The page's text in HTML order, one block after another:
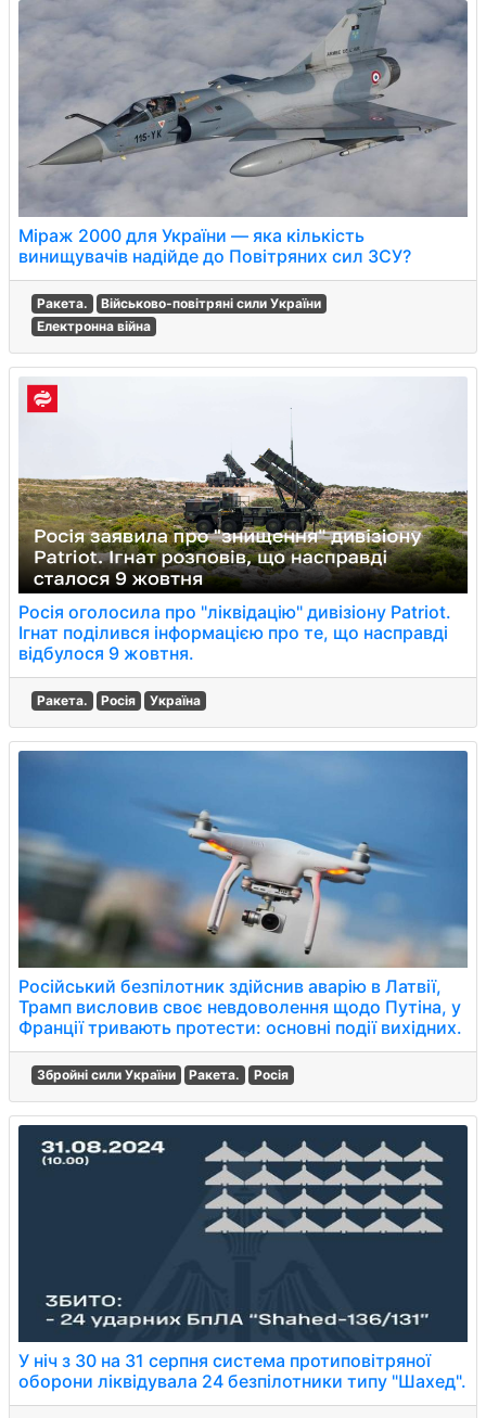
Міраж 2000 для України — яка кількість
винищувачів надійде до Повітряних сил ЗСУ?
Ракета.
Військово-повітряні сили України
Електронна війна
Росія оголосила про "ліквідацію" дивізіону Patriot.
Ігнат поділився інформацією про те, що насправді
відбулося 9 жовтня.
Ракета. Росія Україна
Російський безпілотник здійснив аварію в Латвії,
Трамп висловив своє невдоволення щодо Путіна, у
Франції тривають протести: основні події вихідних.
Збройні сили України Ракета. Росія
У ніч з 30 на 31 серпня система протиповітряної
оборони ліквідувала 24 безпілотники типу "Шахед".